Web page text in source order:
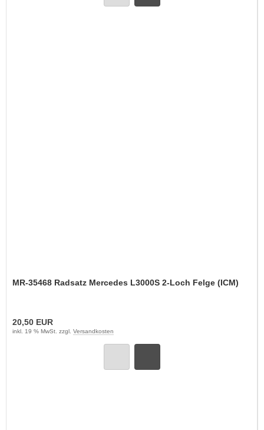
MR-35468 Radsatz Mercedes L3000S 2-Loch Felge (ICM)
20,50 EUR
inkl. 19 % MwSt. zzgl. Versandkosten